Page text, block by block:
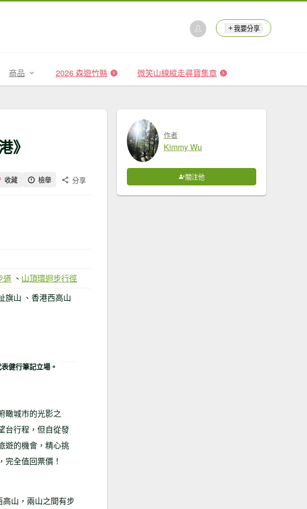
我要分享
商品 2026 森遊竹縣 微笑山線縱走尋寶集章
》
收藏 檢舉 分享
道 、 山頂環迴步行徑
旗山 、香港西高山
健行筆記立場。
瞰城市的光影之
台行程，但自從發
遊的機會，精心挑
全值回票價！
山，兩山之間有步
作者
Kimmy Wu
關注他